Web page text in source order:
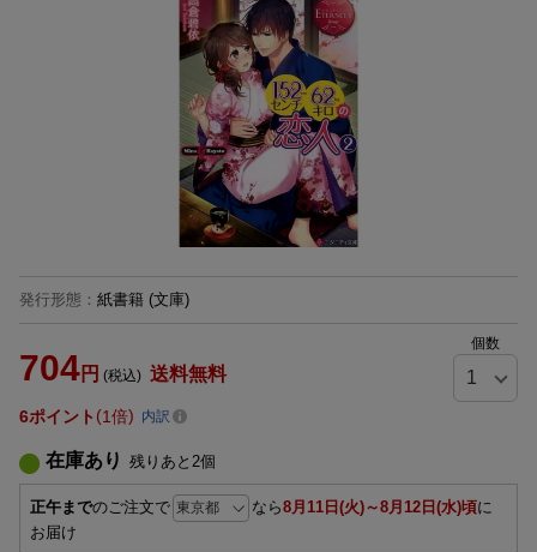
発行形態 ： 紙書籍 (文庫)
704円 (税込) 送料無料
個数
6ポイント 1倍 内訳
在庫あり 残りあと 2個
正午までのご注文で なら8月11日(火)～8月12日(水)頃に
お届け